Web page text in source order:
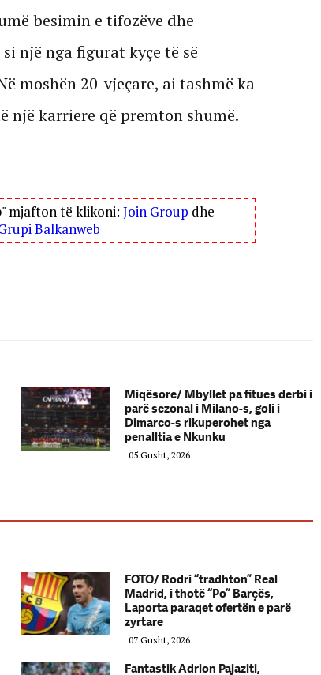
besimin e tifozëve dhe
një nga figurat kyçe të së
moshën 20-vjeçare, ai tashmë ka
një karriere që premton shumë.
" mjafton të klikoni: Join Group dhe
Balkanweb
Miqësore/ Mbyllet pa fitues derbi i
parë sezonal i Milano-s, goli i
Dimarco-s rikuperohet nga
penalltia e Nkunku
05 Gusht, 2026
FOTO/ Rodri “tradhton” Real
Madrid, i thotë “Po” Barçës,
Laporta paraqet ofertën e parë
zyrtare
07 Gusht, 2026
Fantastik Adrion Pajaziti,